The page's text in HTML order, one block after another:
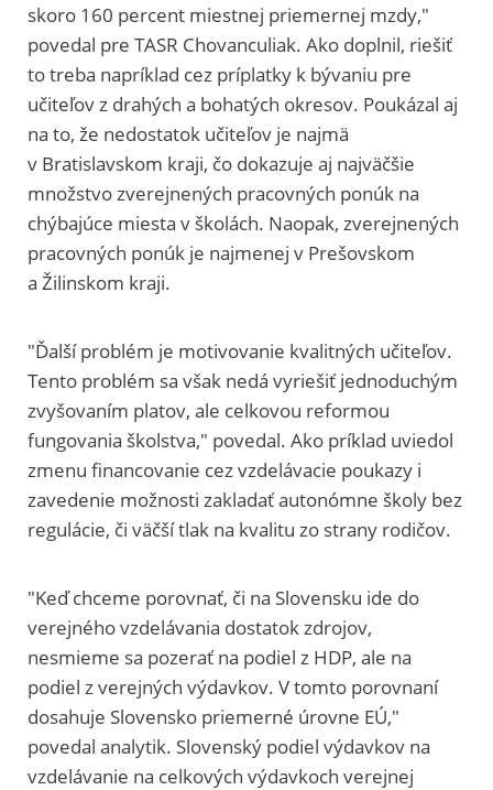
skoro 160 percent miestnej priemernej mzdy,"
povedal pre TASR Chovanculiak. Ako doplnil, riešiť
to treba napríklad cez príplatky k bývaniu pre
učiteľov z drahých a bohatých okresov. Poukázal aj
na to, že nedostatok učiteľov je najmä
v Bratislavskom kraji, čo dokazuje aj najväčšie
množstvo zverejnených pracovných ponúk na
chýbajúce miesta v školách. Naopak, zverejnených
pracovných ponúk je najmenej v Prešovskom
a Žilinskom kraji.
"Ďalší problém je motivovanie kvalitných učiteľov.
Tento problém sa však nedá vyriešiť jednoduchým
zvyšovaním platov, ale celkovou reformou
fungovania školstva," povedal. Ako príklad uviedol
zmenu financovanie cez vzdelávacie poukazy i
zavedenie možnosti zakladať autonómne školy bez
regulácie, či väčší tlak na kvalitu zo strany rodičov.
"Keď chceme porovnať, či na Slovensku ide do
verejného vzdelávania dostatok zdrojov,
nesmieme sa pozerať na podiel z HDP, ale na
podiel z verejných výdavkov. V tomto porovnaní
dosahuje Slovensko priemerné úrovne EÚ,"
povedal analytik. Slovenský podiel výdavkov na
vzdelávanie na celkových výdavkoch verejnej